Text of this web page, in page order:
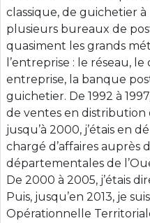
classique, de guichetier
plusieurs bureaux de
quasiment les grands
l’entreprise : le réseau,
entreprise, la banque
guichetier. De 1992 à
de ventes en
jusqu’à 2000, j’étais en
chargé d’affaires auprès
départementales de
De 2000 à 2005, j’étais
Puis, jusqu’en 2013, je
Opérationnelle